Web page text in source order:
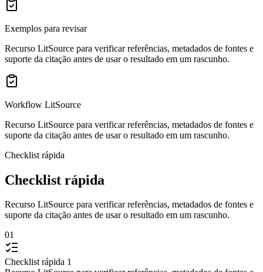
Exemplos para revisar
Recurso LitSource para verificar referências, metadados de fontes e
suporte da citação antes de usar o resultado em um rascunho.
Workflow LitSource
Recurso LitSource para verificar referências, metadados de fontes e
suporte da citação antes de usar o resultado em um rascunho.
Checklist rápida
Checklist rápida
Recurso LitSource para verificar referências, metadados de fontes e
suporte da citação antes de usar o resultado em um rascunho.
01
Checklist rápida 1